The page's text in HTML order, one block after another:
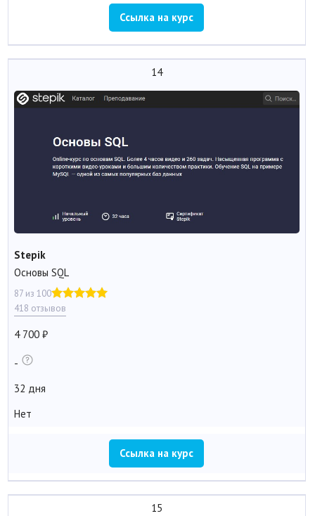
Ссылка на курс
14
Stepik
Основы SQL
87 из 100
418 отзывов
4 700
-
32 дня
Нет
Ссылка на курс
15